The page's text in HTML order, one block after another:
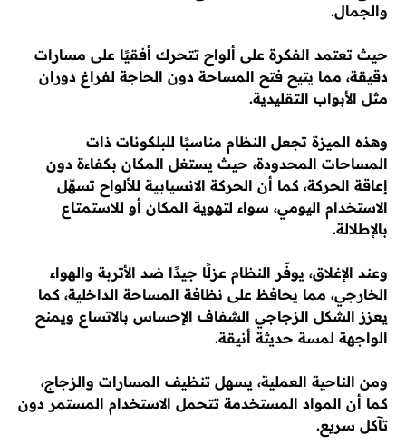
والجمال.
حيث تعتمد الفكرة على ألواح تتحرك أفقيًا على مسارات
دقيقة، مما يتيح فتح المساحة دون الحاجة لفراغ دوران
مثل الأبواب التقليدية.
وهذه الميزة تجعل النظام مناسبًا للبلكونات ذات
المساحات المحدودة، حيث يستغل المكان بكفاءة دون
إعاقة الحركة، كما أن الحركة الانسيابية للألواح تسهّل
الاستخدام اليومي، سواء لتهوية المكان أو للاستمتاع
بالإطلالة.
وعند الإغلاق، يوفّر النظام عزلًا جيدًا ضد الأتربة والهواء
الخارجي، مما يحافظ على نظافة المساحة الداخلية، كما
يعزز الشكل الزجاجي الشفاف الإحساس بالاتساع ويمنح
الواجهة لمسة حديثة أنيقة.
ومن الناحية العملية، يسهل تنظيف المسارات والزجاج،
كما أن المواد المستخدمة تتحمل الاستخدام المستمر دون
تآكل سريع.